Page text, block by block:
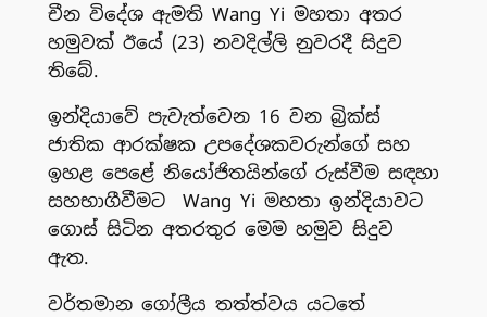
චීන විදේශ ඇමති Wang Yi මහතා අතර
හමුවක් ඊයේ (23) නවදිල්ලි නුවරදී සිදුව
තිබේ.
ඉන්දියාවේ පැවැත්වෙන 16 වන බ්‍රික්ස්
ජාතික ආරක්ෂක උපදේශකවරුන්ගේ සහ
ඉහළ පෙළේ නියෝජිතයින්ගේ රුස්වීම සඳහා
සහභාගීවීමට Wang Yi මහතා ඉන්දියාවට
ගොස් සිටින අතරතුර මෙම හමුව සිදුව
ඇත.
වර්තමාන ගෝලීය තත්ත්වය යටතේ